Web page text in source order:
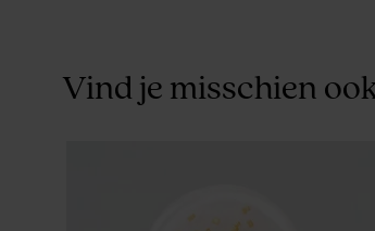
Vind je misschien